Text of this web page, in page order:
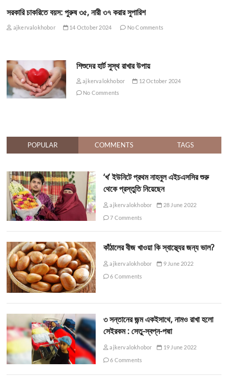
সরকারি চাকরিতে বয়স: পুরুষ ৩৫, নারী ৩৭ করার সুপারিশ
ajkervalokhobor 14 October 2024 No Comments
শিশুদের হার্ট সুস্থ রাখার উপায়
ajkervalokhobor
12 October 2024
No Comments
POPULAR COMMENTS TAGS
‘খ’ ইউনিটে প্রথম নাহনুল এইচএসসির শুরু
থেকে প্রস্তুতি নিয়েছেন
ajkervalokhobor
28 June 2022
7 Comments
কাঁঠালের বীজ খাওয়া কি স্বাস্থ্যের জন্য ভাল?
ajkervalokhobor
9 June 2022
6 Comments
৩ সন্তানের জন্ম একইসাথে, নামও রাখা হলো
সেইরকম : সেতু-স্বপ্ন-পদ্মা
ajkervalokhobor
19 June 2022
6 Comments